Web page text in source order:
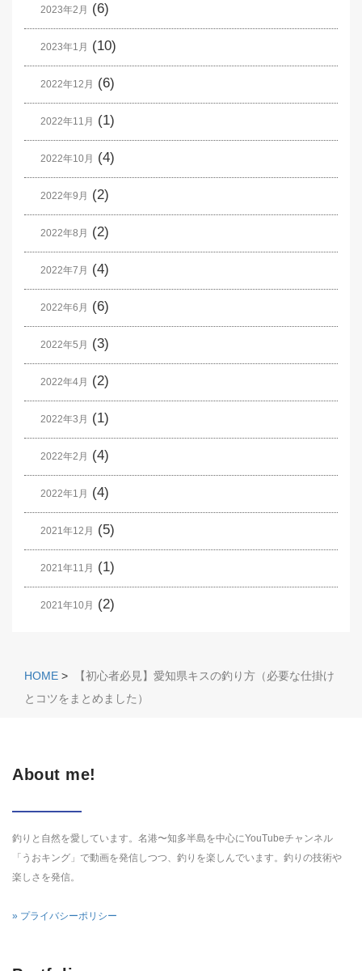
2023年2月 (6)
2023年1月 (10)
2022年12月 (6)
2022年11月 (1)
2022年10月 (4)
2022年9月 (2)
2022年8月 (2)
2022年7月 (4)
2022年6月 (6)
2022年5月 (3)
2022年4月 (2)
2022年3月 (1)
2022年2月 (4)
2022年1月 (4)
2021年12月 (5)
2021年11月 (1)
2021年10月 (2)
HOME >
【初心者必見】愛知県キスの釣り方（必要な仕掛け
とコツをまとめました）
About me!
釣りと自然を愛しています。名港〜知多半島を中心にYouTubeチャンネル
「うおキング」で動画を発信しつつ、釣りを楽しんでいます。釣りの技術や
楽しさを発信。
» プライバシーポリシー